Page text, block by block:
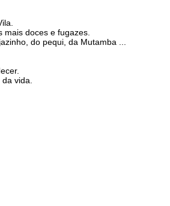
mais doces e fugazes.
do pequi, da Mutamba ...
vida.